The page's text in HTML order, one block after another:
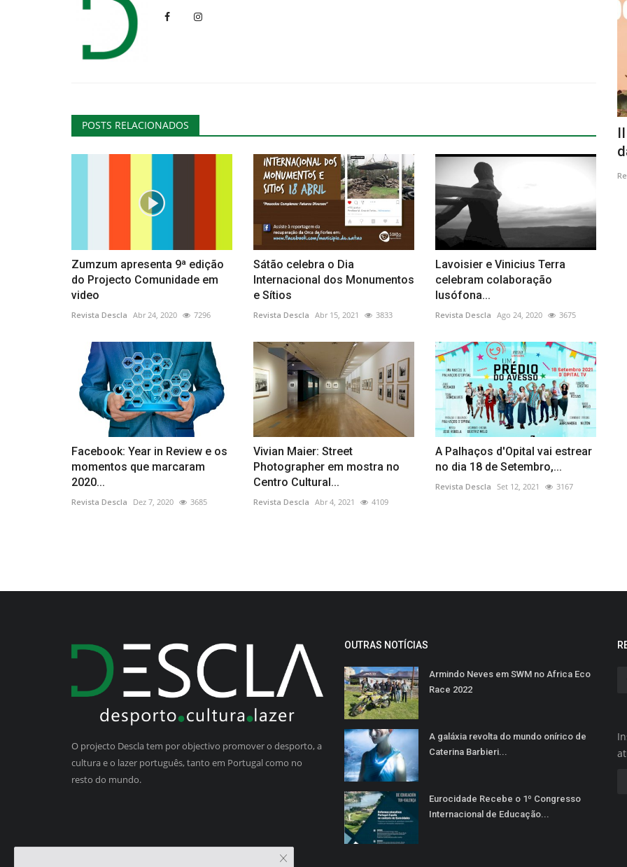
POSTS RELACIONADOS
Zumzum apresenta 9ª edição
do Projecto Comunidade em
video
Revista Descla Abr 24, 2020 7296
Sátão celebra o Dia
Internacional dos Monumentos
e Sítios
Revista Descla Abr 15, 2021 3833
Lavoisier e Vinicius Terra
celebram colaboração
lusófona...
Revista Descla Ago 24, 2020 3675
Facebook: Year in Review e os
momentos que marcaram
2020...
Revista Descla Dez 7, 2020 3685
Vivian Maier: Street
Photographer em mostra no
Centro Cultural...
Revista Descla Abr 4, 2021 4109
A Palhaços d'Opital vai estrear
no dia 18 de Setembro,...
Revista Descla Set 12, 2021 3167
Visitas encenadas ao Museu do Vidro
Revista Descla Dez 4, 2022
II Festival das Abóboras em Moimenta
da Beira
Revista Descla 3625
O projecto Descla tem por objectivo promover o desporto, a
cultura e o lazer português, tanto em Portugal como no
resto do mundo.
OUTRAS NOTÍCIAS
Armindo Neves em SWM no Africa Eco
Race 2022
A galáxia revolta do mundo onírico de
Caterina Barbieri...
Eurocidade Recebe o 1º Congresso
Internacional de Educação...